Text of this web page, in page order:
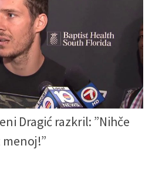
Dragić razkril: ”Nihče